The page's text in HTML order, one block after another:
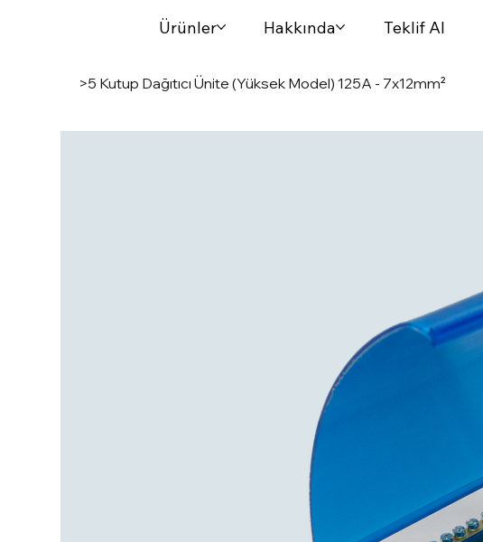
Ürünler Hakkında Teklif Al
>5 Kutup Dağıtıcı Ünite (Yüksek Model) 125A - 7x12mm²